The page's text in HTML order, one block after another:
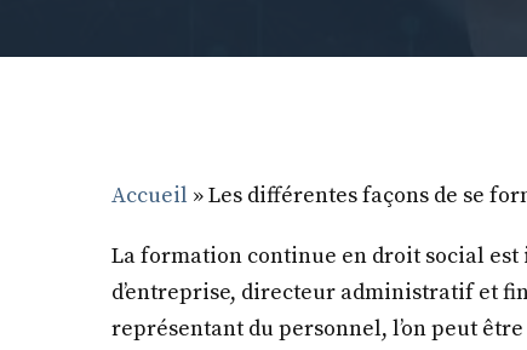
Accueil »Les différentes façons de se
La formation continue en droit social est
d’entreprise, directeur administratif et
représentant du personnel, l’on peut